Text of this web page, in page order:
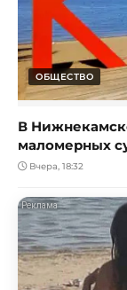
ОБЩЕСТВО
В
маломерных
Вчера, 18:32